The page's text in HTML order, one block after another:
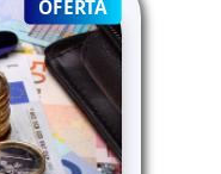
OFERTA
ON
SALE